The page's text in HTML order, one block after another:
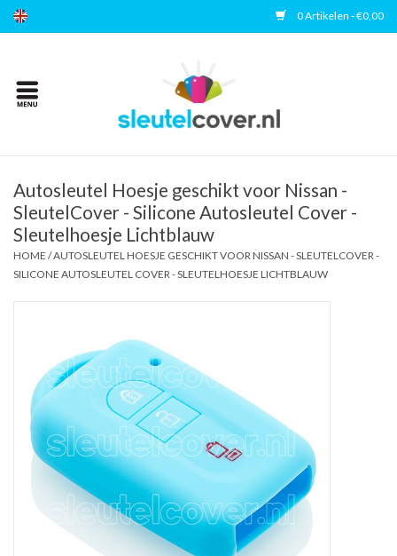
0 Artikelen - €0,00
Home
Accessoires
Veelgestelde vragen
Autosleutel Hoesje geschikt voor Nissan -
SleutelCover - Silicone Autosleutel Cover -
Sleutelhoesje Lichtblauw
HOME /AUTOSLEUTEL HOESJE GESCHIKT VOOR NISSAN - SLEUTELCOVER -
SILICONE AUTOSLEUTEL COVER - SLEUTELHOESJE LICHTBLAUW